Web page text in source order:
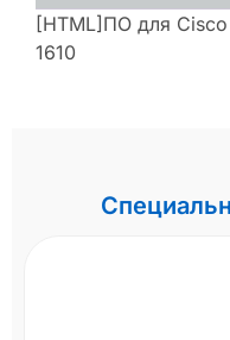
[HTML]ПО для Cisco
1610